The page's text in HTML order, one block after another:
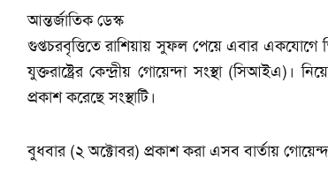
আন্তর্জাতিক ডেস্ক
গুপ্তচরবৃত্তিতে রাশিয়ায় সুফল পেয়ে এবার একযোগে
যুক্তরাষ্ট্রের কেন্দ্রীয় গোয়েন্দা সংস্থা (সিআইএ)।
প্রকাশ করেছে সংস্থাটি।
বুধবার (২ অক্টোবর) প্রকাশ করা এসব বার্তায়